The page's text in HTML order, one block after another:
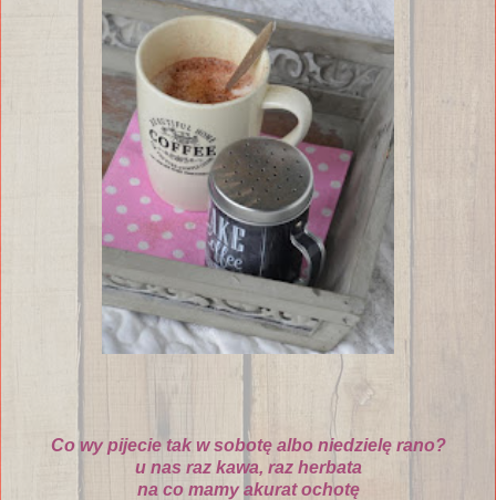
Co wy pijecie tak w sobotęalbo niedzielęrano?
u nas raz kawa, raz herbata
na co mamy akurat ochotę